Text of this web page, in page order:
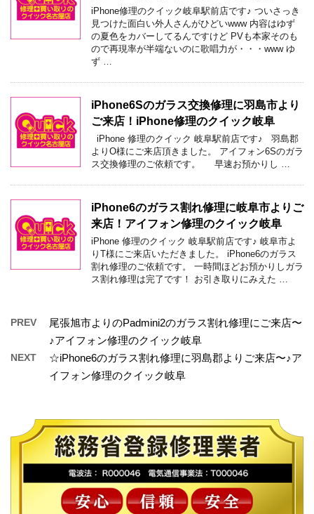
iPhone修理のクイック岐阜駅前店です♪ ついさっき
見つけた面白い外人さんがひどいwww 内容はゆず
の夏色をカバーしてるんですけど PVも本家そのも
ので再現率が半端ないのに歌唱力が・・・www ゆ
ず …
iPhone6Sのガラス交換修理に羽島市より
ご来店！iPhone修理のクイック岐阜
iPhone 修理のクイック 岐阜駅前店です♪ 羽島郡
よりO様にご来店頂きました。 アイフォン6Sのガラ
ス交換修理のご依頼です。 早速お預かりし …
iPhone6のガラス割れ修理に岐阜市よりご
来店！アイフォン修理のクイック岐阜
iPhone 修理のクイック 岐阜駅前店です♪ 岐阜市よ
りT様にご来店いただきました。 iPhone6のガラス
割れ修理のご依頼です。 一時間ほどお預かりしガラ
ス割れ修理は完了です！ お引き取りにみえた …
PREV
尾張旭市よりのPadmini2のガラス割れ修理にご来店〜
♪アイフォン修理のクイック岐阜
NEXT
☆iPhone6のガラス割れ修理に羽島郡よりご来店〜♪ア
イフォン修理のクイック岐阜